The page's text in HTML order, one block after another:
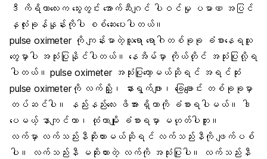
ဒီ ကိရိယာလေးက သွေးတွင်း အောက်ဆီဂျင် ပါဝင်မှု ပမာဏ အပြင်
နှလုံးခုန်နှုန်း ကိုပါ စစ်ဆေးပေးပါတယ်။
pulse oximeter ကို ကျန်းမာတဲ့သူရော ရောဂါတစ်ခုခု ခံစားနေရသူ
တွေမှာပါ အသုံးပြုနိုင်ပါတယ်။ နေအိမ်မှာ ကိုယ်တိုင် အသုံးပြုလို့ရ
ပါတယ်။ pulse oximeter အသုံးပြုတော့မယ်ဆိုရင် အရင်ဆုံး
pulse oximeterကို လက်ညှိုး၊ နားရွက်ဖျား၊ ခြေချောင်း တစ်ခုခုမှာ
တပ်ဆင်ပါ။ နည်းနည်းလေး ဖိအား ရှိတာကို ခံစားရပါမယ်။ ဒါ
ပေမယ့် နာကျင်တာ၊ ထုံတာမျိုး ခံစားရမှာ မဟုတ်ပါဘူး။
လက်မှာ လက်သည်းနီ ဆိုးထားမယ်ဆိုရင် လက်သည်းနီကို ဖျက်ပစ်
ပါ။ လက်သည်းနီ မဆိုးထားတဲ့ လက်ကို အသုံးပြုပါ။ လက်သည်းနီ